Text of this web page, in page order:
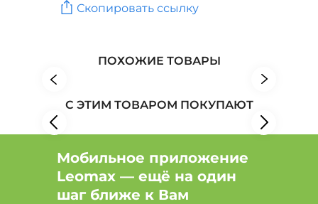
Обувь: Бренд NOBBARO
Скопировать ссылку
ПОХОЖИЕ ТОВАРЫ
С ЭТИМ ТОВАРОМ ПОКУПАЮТ
Мобильное приложение
Leomax — ещё на один
шаг ближе к Вам